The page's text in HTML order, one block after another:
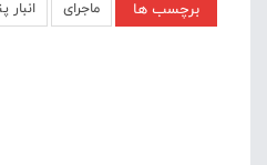
برچسب ها ماجرای انبار